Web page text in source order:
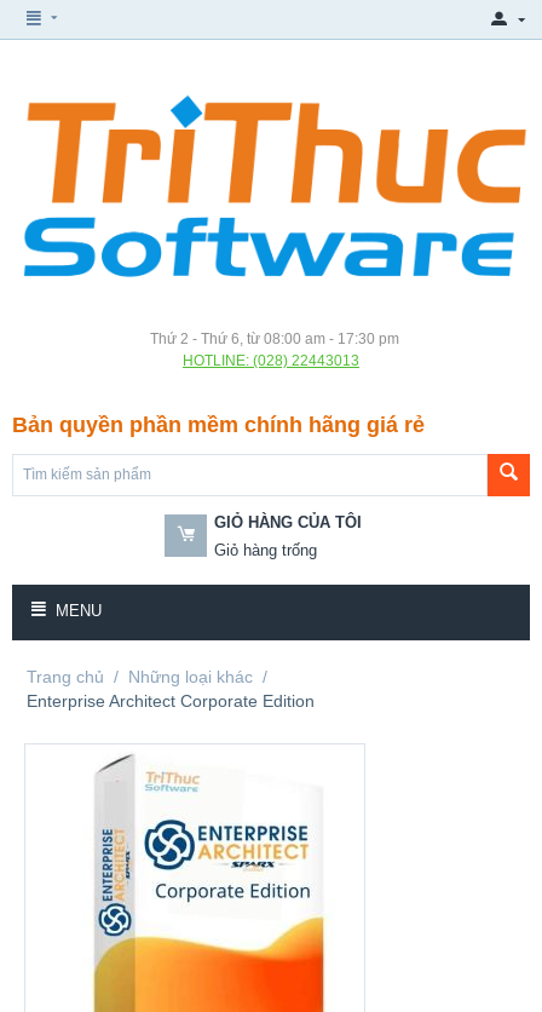
Thứ 2 - Thứ 6, từ 08:00 am - 17:30 pm
HOTLINE: (028) 22443013
Bản quyền phần mềm chính hãng giá rẻ
GIỎ HÀNG CỦA TÔI
Giỏ hàng trống
MENU
Trang chủ / Những loại khác /
Enterprise Architect Corporate Edition